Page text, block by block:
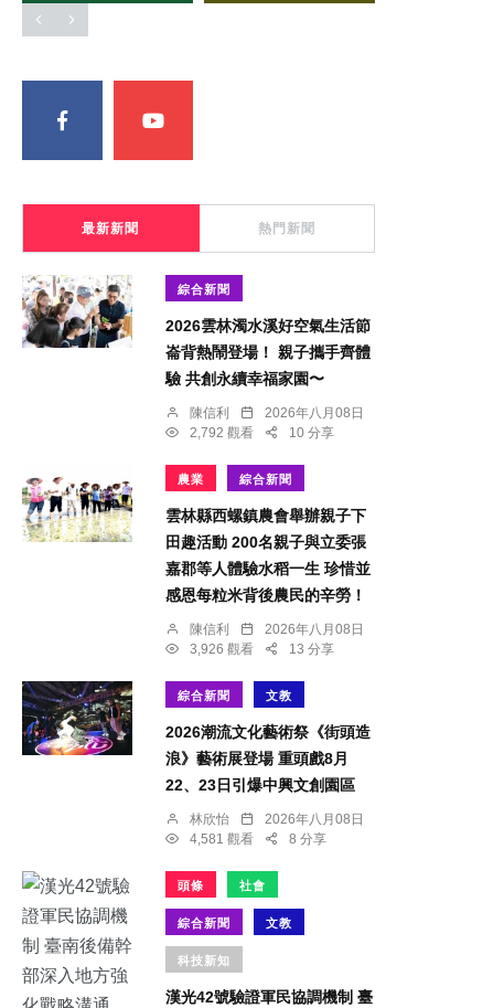
最新新聞 熱門新聞
綜合新聞
2026雲林濁水溪好空氣生活節
崙背熱鬧登場！ 親子攜手齊體
驗 共創永續幸福家園〜
陳信利
2026年八月08日
2,792 觀看
10 分享
農業 綜合新聞
雲林縣西螺鎮農會舉辦親子下
田趣活動 200名親子與立委張
嘉郡等人體驗水稻一生 珍惜並
感恩每粒米背後農民的辛勞！
陳信利
2026年八月08日
3,926 觀看
13 分享
綜合新聞 文教
2026潮流文化藝術祭《街頭造
浪》藝術展登場 重頭戲8月
22、23日引爆中興文創園區
林欣怡
2026年八月08日
4,581 觀看
8 分享
頭條 社會
綜合新聞 文教
科技新知
漢光42號驗證軍民協調機制 臺